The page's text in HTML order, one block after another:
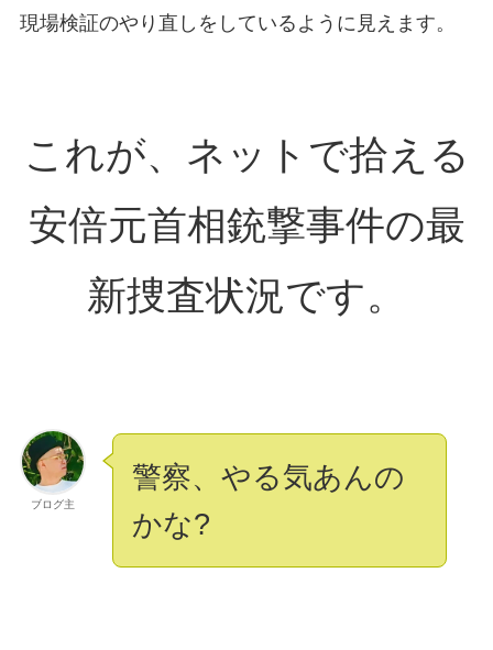
現場検証のやり直しをしているように見えます。
これが、ネットで拾える
安倍元首相銃撃事件の最
新捜査状況です。
ブログ主
警察、やる気あんの
かな?